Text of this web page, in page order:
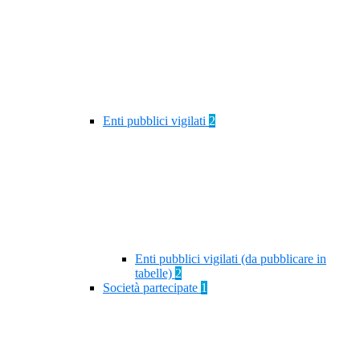
Enti pubblici vigilati 2
Enti pubblici vigilati (da pubblicare in
tabelle) 2
Società partecipate 1